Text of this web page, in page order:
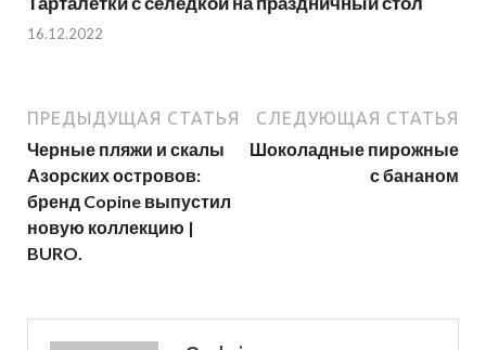
16.12.2022
ПРЕДЫДУЩАЯ СТАТЬЯ
Черные пляжи и скалы
Азорских островов:
бренд Copine выпустил
новую коллекцию |
BURO.
СЛЕДУЮЩАЯ СТАТЬЯ
Шоколадные пирожные
с бананом